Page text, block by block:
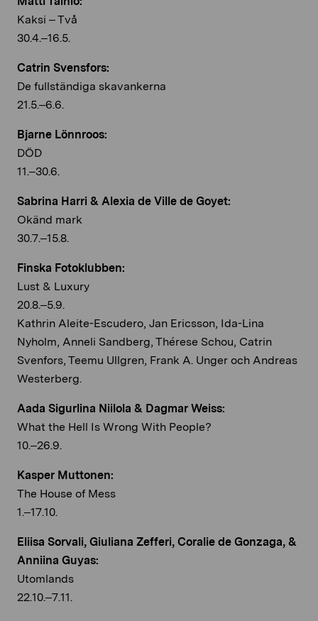
Kaksi – Två
30.4.–16.5.
Catrin Svensfors:
De fullständiga skavankerna
21.5.–6.6.
Bjarne Lönnroos:
DÖD
11.–30.6.
Sabrina Harri & Alexia de Ville de Goyet:
Okänd mark
30.7.–15.8.
Finska Fotoklubben:
Lust & Luxury
20.8.–5.9.
Kathrin Aleite-Escudero, Jan Ericsson, Ida-Lina
Nyholm, Anneli Sandberg, Thérese Schou, Catrin
Svenfors, Teemu Ullgren, Frank A. Unger och Andreas
Westerberg.
Aada Sigurlina Niilola & Dagmar Weiss:
What the Hell Is Wrong With People?
10.–26.9.
Kasper Muttonen:
The House of Mess
1.–17.10.
Eliisa Sorvali, Giuliana Zefferi, Coralie de Gonzaga, &
Anniina Guyas:
Utomlands
22.10.–7.11.